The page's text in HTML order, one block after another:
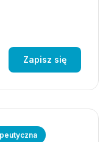
Zapisz się